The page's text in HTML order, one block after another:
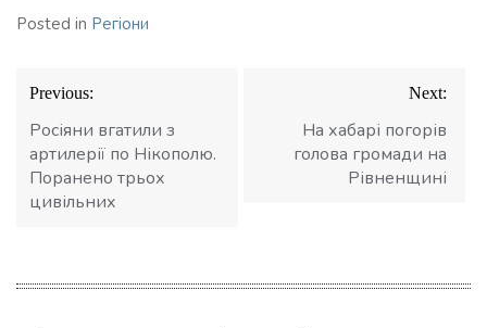
Posted in Регіони
Навігація
записів
Previous:
Росіяни вгатили з
артилерії по Нікополю.
Поранено трьох
цивільних
Next:
На хабарі погорів
голова громади на
Рівненщині